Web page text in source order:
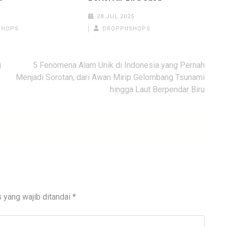
28 JUL 2025
DROPPIISHOPS
5 Fenomena Alam Unik di Indonesia yang Pernah
Menjadi Sorotan, dari Awan Mirip Gelombang Tsunami
hingga Laut Berpendar Biru
yang wajib ditandai *